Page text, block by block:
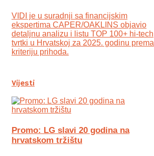
VIDI je u suradnji sa financijskim
ekspertima CAPER/OAKLINS objavio
detaljnu analizu i listu TOP 100+ hi-tech
tvrtki u Hrvatskoj za 2025. godinu prema
kriteriju prihoda.
Vijesti
Promo: LG slavi 20 godina na
hrvatskom tržištu